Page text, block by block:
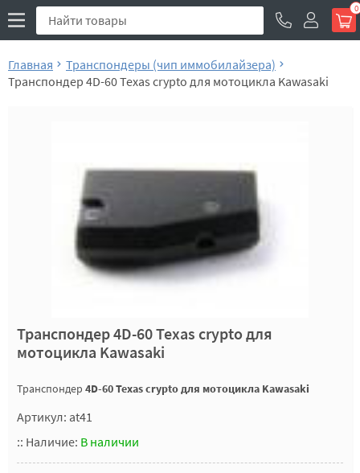
0
Главная
Транспондеры (чип иммобилайзера)
Транспондер 4D-60 Texas crypto для мотоцикла Kawasaki
Транспондер 4D-60 Texas crypto для
мотоцикла Kawasaki
Транспондер 4D-60 Texas crypto для мотоцикла Kawasaki
Артикул: at41
:: Наличие: В наличии